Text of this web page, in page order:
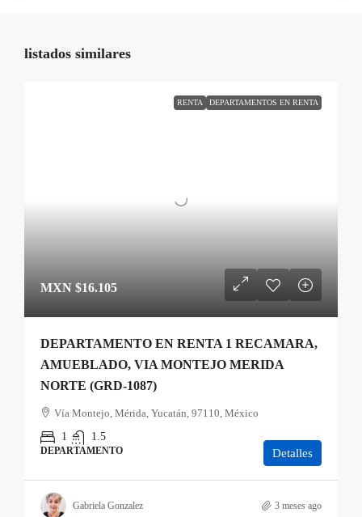
listados similares
RENTA DEPARTAMENTOS EN RENTA
MXN $16.105
DEPARTAMENTO EN RENTA 1 RECAMARA,
AMUEBLADO, VIA MONTEJO MERIDA
NORTE (GRD-1087)
Vía Montejo, Mérida, Yucatán, 97110, México
1
1.5
DEPARTAMENTO Detalles
Gabriela Gonzalez 3 meses ago